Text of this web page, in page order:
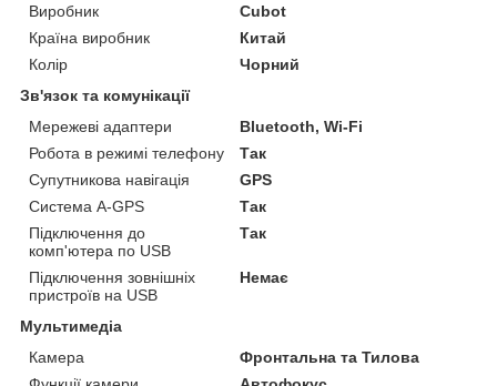
Виробник
Cubot
Країна виробник
Китай
Колір
Чорний
Зв'язок та комунікації
Мережеві адаптери
Bluetooth, Wi-Fi
Робота в режимі телефону
Так
Супутникова навігація
GPS
Система A-GPS
Так
Підключення до
комп'ютера по USB
Так
Підключення зовнішніх
пристроїв на USB
Немає
Мультимедіа
Камера
Фронтальна та Тилова